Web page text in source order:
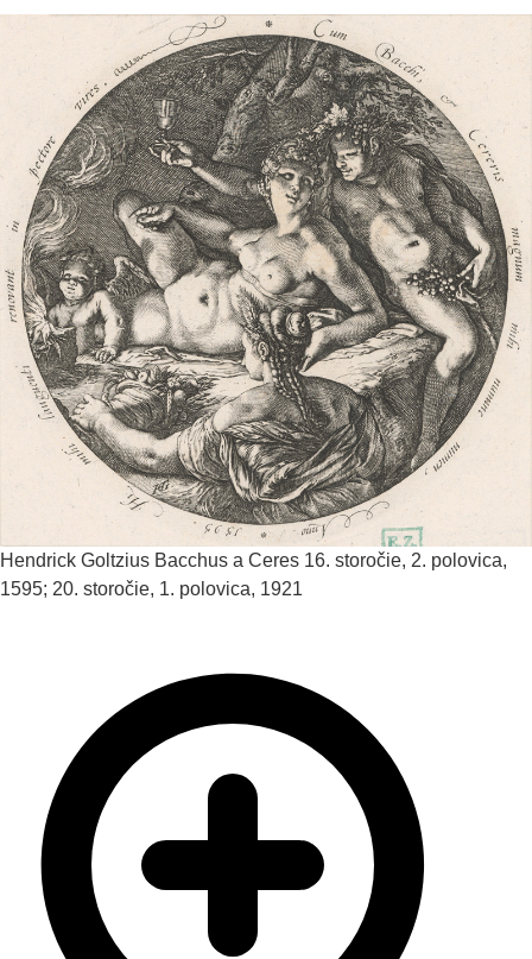
Hendrick Goltzius Bacchus a Ceres 16. storočie, 2. polovica,
1595; 20. storočie, 1. polovica, 1921